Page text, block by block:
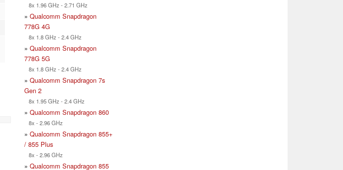
8x 1.96 GHz - 2.71 GHz
» Qualcomm Snapdragon
778G 4G
8x 1.8 GHz - 2.4 GHz
» Qualcomm Snapdragon
778G 5G
8x 1.8 GHz - 2.4 GHz
» Qualcomm Snapdragon 7s
Gen 2
8x 1.95 GHz - 2.4 GHz
» Qualcomm Snapdragon 860
8x - 2.96 GHz
» Qualcomm Snapdragon 855+
/ 855 Plus
8x - 2.96 GHz
» Qualcomm Snapdragon 855